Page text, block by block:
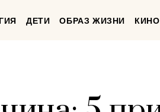
ДЕТИ ОБРАЗ ЖИЗНИ КИНО